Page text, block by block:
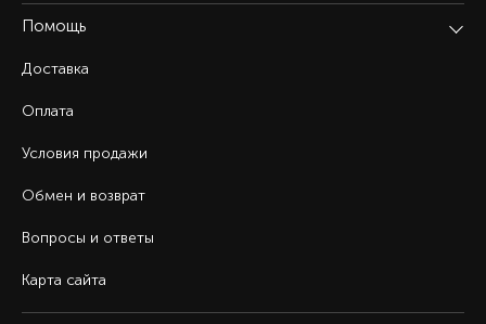
Помощь
Доставка
Оплата
Условия продажи
Обмен и возврат
Вопросы и ответы
Карта сайта